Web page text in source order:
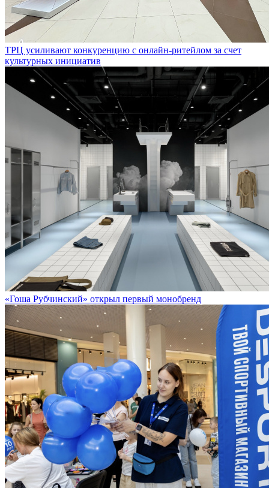
ТРЦ усиливают конкуренцию с онлайн-ритейлом за счет
культурных инициатив
«Гоша Рубчинский» открыл первый монобренд